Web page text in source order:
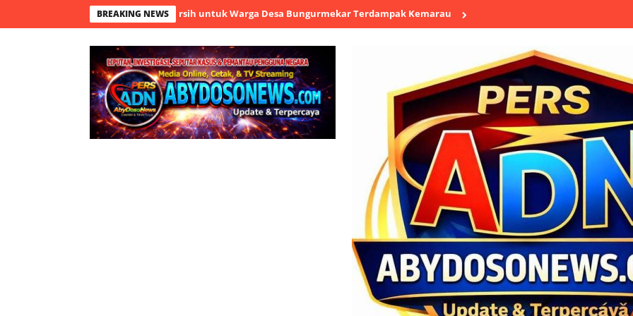
BREAKING NEWS
Salurkan Bantuan Air Bersih untuk Warga Desa Bungurmekar Terdampak Kemarau Jaga Kebugaran Prajurit, Kodim 0603/Lebak